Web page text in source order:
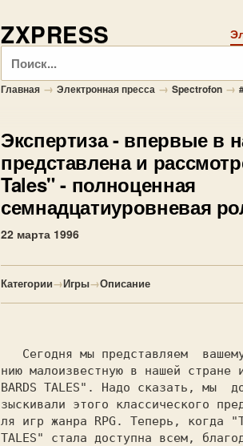
ZXPRESS
Поиск
Главная → Электронная пресса → Spectrofon →
Экспертиза- впервые в
представлена и
Tales" - полноценная
семнадцатиуровневая
22 марта 1996
Категории→Игры→Описание
нию малоизвестную в нашей стpане
BARDS TALES" . Надо сказать, мы
зыскивали этого классического
ля игр жанра RPG . Теперь, когда
TALES" стала доступна всем,